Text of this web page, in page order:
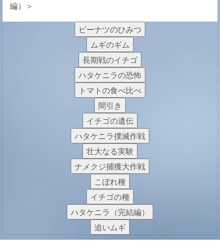
編）＞
ピーナツのひみつ
ムギのギム
長期戦のイチゴ
ハタケニラの恐怖
トマトの食べ比べ
間引き
イチゴの遺伝
ハタケニラ撲滅作戦
壮大なる実験
ナメクジ捕獲大作戦
こぼれ種
イチゴの種
ハタケニラ（完結編）
追いムギ